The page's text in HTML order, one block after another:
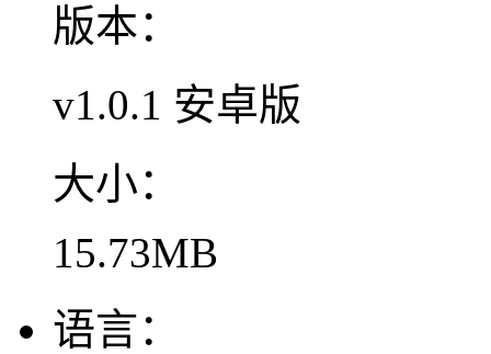
版本：
v1.0.1 安卓版
大小：
15.73MB
语言：